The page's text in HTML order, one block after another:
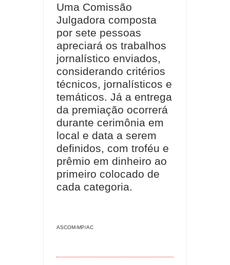
Uma Comissão
Julgadora composta
por sete pessoas
apreciará os trabalhos
jornalístico enviados,
considerando critérios
técnicos, jornalísticos e
temáticos. Já a entrega
da premiação ocorrerá
durante cerimônia em
local e data a serem
definidos, com troféu e
prêmio em dinheiro ao
primeiro colocado de
cada categoria.
ASCOM-MP/AC